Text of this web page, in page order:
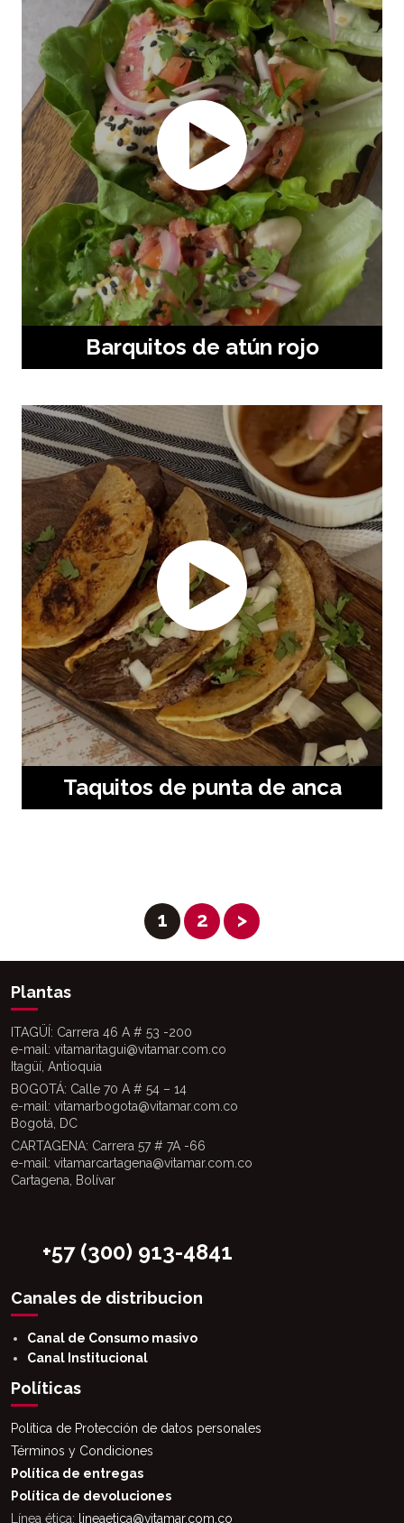
Barquitos de atún rojo
Taquitos de punta de anca
1 2 >
Plantas
ITAGÜÍ: Carrera 46 A # 53 -200
e-mail: vitamaritagui@vitamar.com.co
Itagüí, Antioquia
BOGOTÁ: Calle 70 A # 54 – 14
e-mail: vitamarbogota@vitamar.com.co
Bogotá, DC
CARTAGENA: Carrera 57 # 7A -66
e-mail: vitamarcartagena@vitamar.com.co
Cartagena, Bolívar
+57 (300) 913-4841
Canales de distribucion
Canal de Consumo masivo
Canal Institucional
Políticas
Política de Protección de datos personales
Términos y Condiciones
Política de entregas
Política de devoluciones
Línea ética:
lineaetica@vitamar.com.co